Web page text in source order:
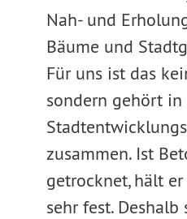
Nah- und
Bäume und
Für uns ist das
sondern gehört in
zusammen. Ist
getrocknet, hält
sehr fest.